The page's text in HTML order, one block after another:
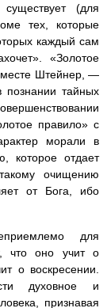
(для
тех, которые
каждый сам
«Золотое
месте Штейнер, —
познании тайных
правило» с
морали в
которое отдает
очищению
от Бога, ибо
для
что оно учит о
о воскресении.
духовное и
признавая